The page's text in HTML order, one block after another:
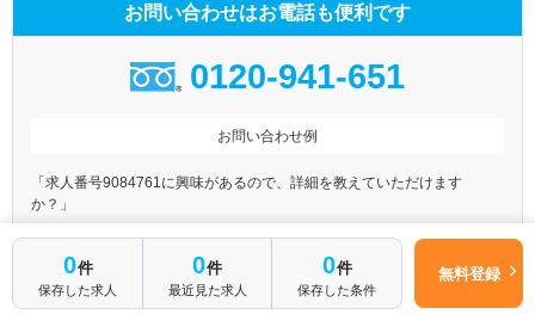
0件
保存した求人
0件
最近見た求人
0件
保存した条件
無料登録
お問い合わせはお電話も便利です
0120-941-651
お問い合わせ例
「求人番号9084761に興味があるので、詳細を教えていただけます
か？」
「残業が少なめの病院をJR○○線の沿線で探していますが、おすすめの病
院はありますか？」